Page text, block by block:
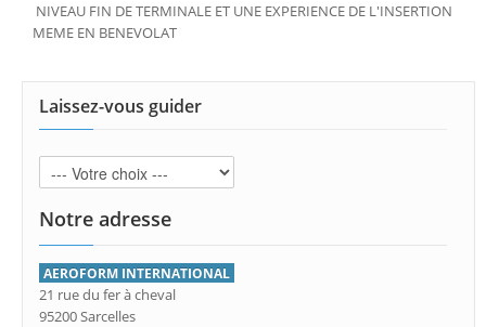
NIVEAU FIN DE TERMINALE ET UNE EXPERIENCE DE L'INSERTION
MEME EN BENEVOLAT
Laissez-vous guider
Notre adresse
AEROFORM INTERNATIONAL
21 rue du fer à cheval
95200 Sarcelles